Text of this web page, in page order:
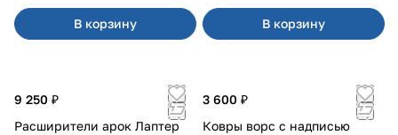
В корзину В корзину
9 250 ₽
Расширители арок Лаптер
3 600 ₽
Ковры ворс с надписью